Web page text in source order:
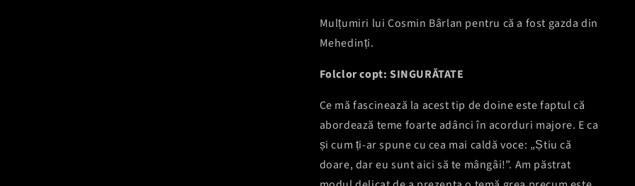
Mulțumiri lui Cosmin Bârlan pentru că a fost gazda din
Mehedinți.
Folclor copt: SINGURĂTATE
Ce mă fascinează la acest tip de doine este faptul că
abordează teme foarte adânci în acorduri majore. E ca
și cum ți-ar spune cu cea mai caldă voce: „Știu că
doare, dar eu sunt aici să te mângâi!”. Am păstrat